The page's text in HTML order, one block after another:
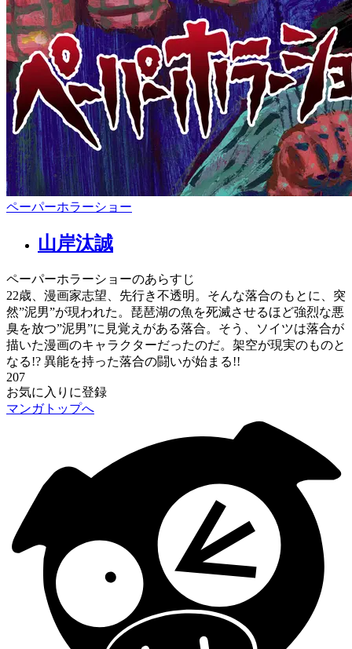
ペーパーホラーショー
山岸汰誠
ペーパーホラーショーのあらすじ
22歳、漫画家志望、先行き不透明。そんな落合のもとに、突
然”泥男”が現われた。琵琶湖の魚を死滅させるほど強烈な悪
臭を放つ”泥男”に見覚えがある落合。そう、ソイツは落合が
描いた漫画のキャラクターだったのだ。架空が現実のものと
なる!? 異能を持った落合の闘いが始まる!!
207
お気に入りに登録
マンガトップへ